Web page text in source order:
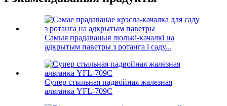
Самыя прадаваныя люлькі-качалкі на
адкрытым паветры з ротанга і саду...
Супер стыльная падвойная жалезная
альтанка YFL-709C